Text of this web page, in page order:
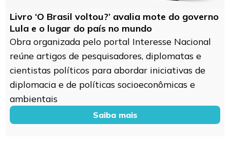
Livro ‘O Brasil voltou?’ avalia mote do governo
Lula e o lugar do país no mundo
Obra organizada pelo portal Interesse Nacional
reúne artigos de pesquisadores, diplomatas e
cientistas políticos para abordar iniciativas de
diplomacia e de políticas socioeconômicas e
ambientais
Saiba mais